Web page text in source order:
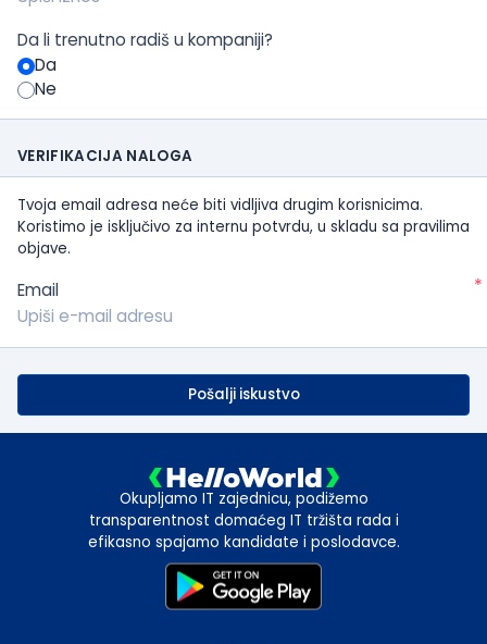
Da li trenutno radiš u kompaniji?
Da
Ne
VERIFIKACIJA NALOGA
Tvoja email adresa neće biti vidljiva drugim korisnicima.
Koristimo je isključivo za internu potvrdu, u skladu sa pravilima
objave.
Email *
Pošalji iskustvo
Okupljamo IT zajednicu, podižemo
transparentnost domaćeg IT tržišta rada i
efikasno spajamo kandidate i poslodavce.